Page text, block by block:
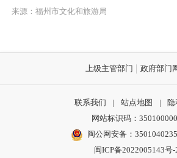
来源：福州市文化和旅游局
上级主管部门 政府部门
联系我们 | 站点地图 |
隐
网站标识码：
闽公网安备：
闽ICP备2022005143号-